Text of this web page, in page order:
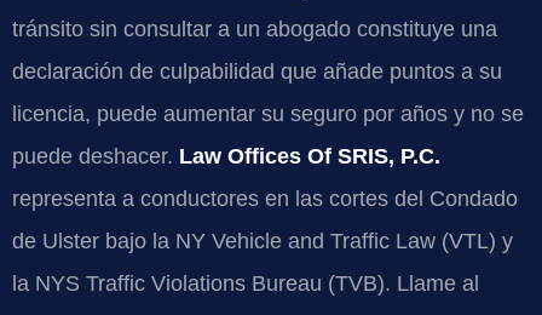
tránsito sin consultar a un abogado constituye una
declaración de culpabilidad que añade puntos a su
licencia, puede aumentar su seguro por años y no se
puede deshacer. Law Offices Of SRIS, P.C.
representa a conductores en las cortes del Condado
de Ulster bajo la NY Vehicle and Traffic Law (VTL) y
la NYS Traffic Violations Bureau (TVB). Llame al